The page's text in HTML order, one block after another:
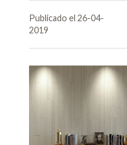
Publicado el 26-04-
2019